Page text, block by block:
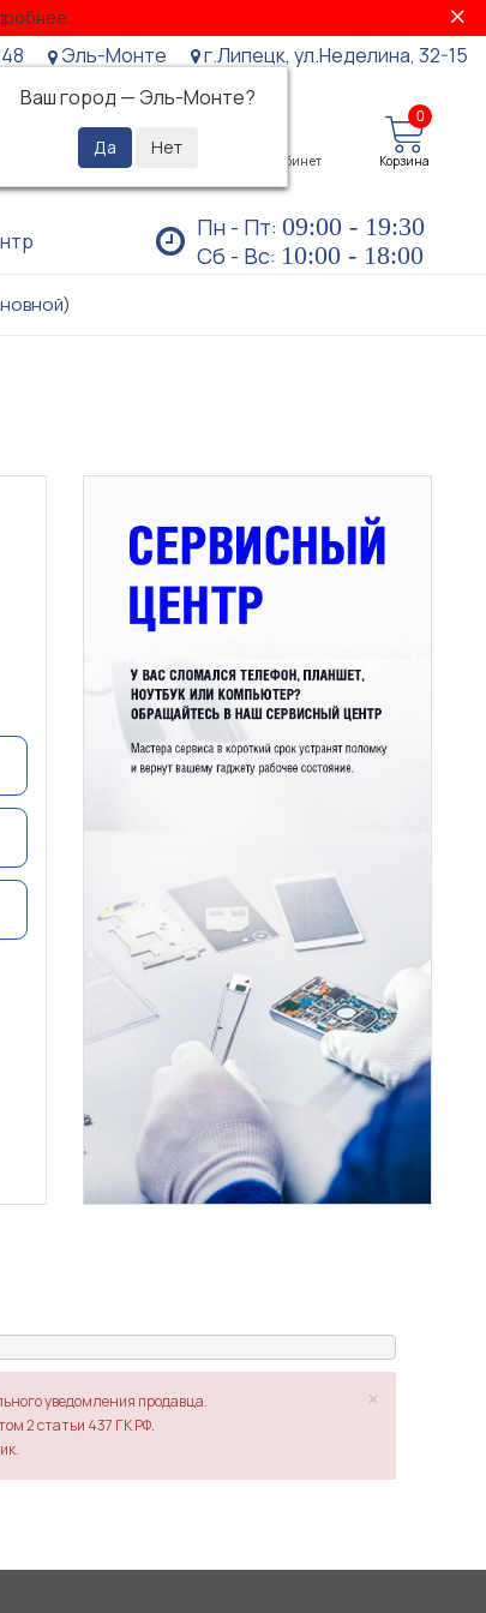
Эль-Монте
Ваш город — Эль-Монте?
г.Липецк, ул.Неделина, 32-15
Просмотренные Личный кабинет
0
Корзина
Пн - Пт: 09:00 - 19:30
Сб - Вс: 10:00 - 18:00
×
уведомления продавца.
2 статьи 437 ГК РФ.